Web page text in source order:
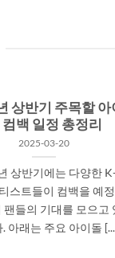
상반기 주목할 아
컴백 일정 총정리
2025-03-20
상반기에는 다양한
스트들이 컴백을 예
팬들의 기대를 모으고
아래는 주요 아이돌